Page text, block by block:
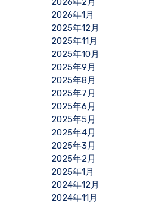
2026年1月
2025年12月
2025年11月
2025年10月
2025年9月
2025年8月
2025年7月
2025年6月
2025年5月
2025年4月
2025年3月
2025年2月
2025年1月
2024年12月
2024年11月